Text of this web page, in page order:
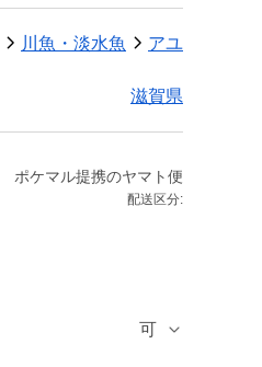
川魚・淡水魚 アユ
滋賀県
ポケマル提携のヤマト便
配送区分:
可